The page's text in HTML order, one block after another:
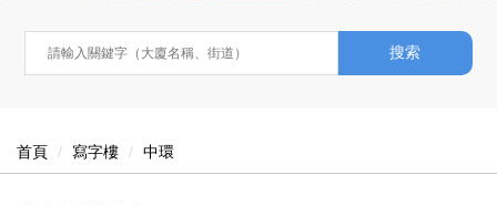
搜索
首頁 寫字樓 中環